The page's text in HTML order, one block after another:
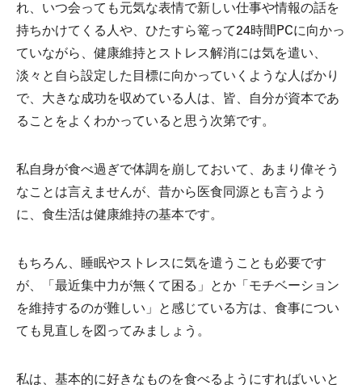
れ、いつ会っても元気な表情で新しい仕事や情報の話を
持ちかけてくる人や、ひたすら篭って24時間PCに向かっ
ていながら、健康維持とストレス解消には気を遣い、
淡々と自ら設定した目標に向かっていくような人ばかり
で、大きな成功を収めている人は、皆、自分が資本であ
ることをよくわかっていると思う次第です。
私自身が食べ過ぎで体調を崩しておいて、あまり偉そう
なことは言えませんが、昔から医食同源とも言うよう
に、食生活は健康維持の基本です。
もちろん、睡眠やストレスに気を遣うことも必要です
が、「最近集中力が無くて困る」とか「モチベーション
を維持するのが難しい」と感じている方は、食事につい
ても見直しを図ってみましょう。
私は、基本的に好きなものを食べるようにすればいいと